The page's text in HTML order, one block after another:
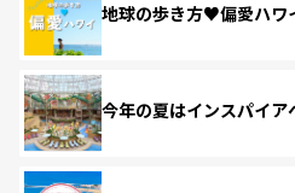
地球の歩き方♥偏愛ハワ
今年の夏はインスパイア